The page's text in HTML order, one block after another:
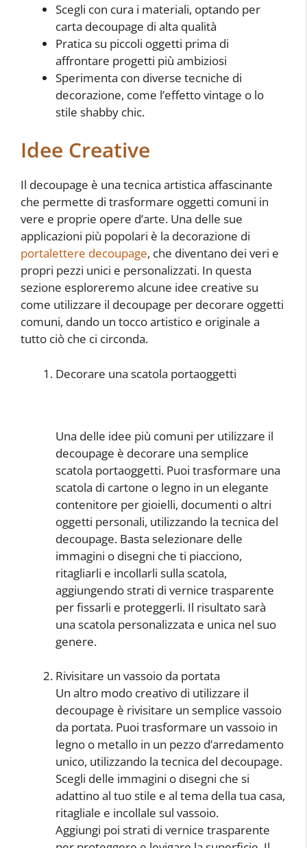
Scegli con cura i materiali, optando per
carta decoupage di alta qualità
Pratica su piccoli oggetti prima di
affrontare progetti più ambiziosi
Sperimenta con diverse tecniche di
decorazione, come l’effetto vintage o lo
stile shabby chic.
Idee Creative
Il decoupage è una tecnica artistica affascinante
che permette di trasformare oggetti comuni in
vere e proprie opere d’arte. Una delle sue
applicazioni più popolari è la decorazione di
portalettere decoupage, che diventano dei veri e
propri pezzi unici e personalizzati. In questa
sezione esploreremo alcune idee creative su
come utilizzare il decoupage per decorare oggetti
comuni, dando un tocco artistico e originale a
tutto ciò che ci circonda.
Decorare una scatola portaoggetti
Una delle idee più comuni per utilizzare il
decoupage è decorare una semplice
scatola portaoggetti. Puoi trasformare una
scatola di cartone o legno in un elegante
contenitore per gioielli, documenti o altri
oggetti personali, utilizzando la tecnica del
decoupage. Basta selezionare delle
immagini o disegni che ti piacciono,
ritagliarli e incollarli sulla scatola,
aggiungendo strati di vernice trasparente
per fissarli e proteggerli. Il risultato sarà
una scatola personalizzata e unica nel suo
genere.
Rivisitare un vassoio da portata
Un altro modo creativo di utilizzare il
decoupage è rivisitare un semplice vassoio
da portata. Puoi trasformare un vassoio in
legno o metallo in un pezzo d’arredamento
unico, utilizzando la tecnica del decoupage.
Scegli delle immagini o disegni che si
adattino al tuo stile e al tema della tua casa,
ritagliale e incollale sul vassoio.
Aggiungi poi strati di vernice trasparente